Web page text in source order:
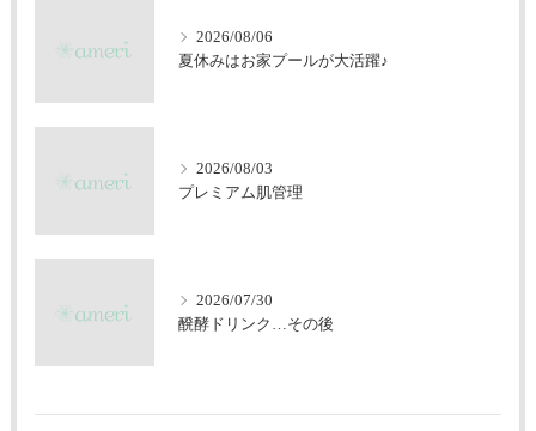
2026/08/06
夏休みはお家プールが大活躍♪
2026/08/03
プレミアム肌管理
2026/07/30
醗酵ドリンク…その後